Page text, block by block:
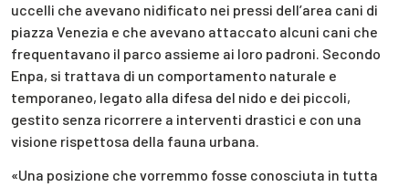
uccelli che avevano nidificato nei pressi dell’area cani di
piazza Venezia e che avevano attaccato alcuni cani che
frequentavano il parco assieme ai loro padroni. Secondo
Enpa, si trattava di un comportamento naturale e
temporaneo, legato alla difesa del nido e dei piccoli,
gestito senza ricorrere a interventi drastici e con una
visione rispettosa della fauna urbana.
«Una posizione che vorremmo fosse conosciuta in tutta